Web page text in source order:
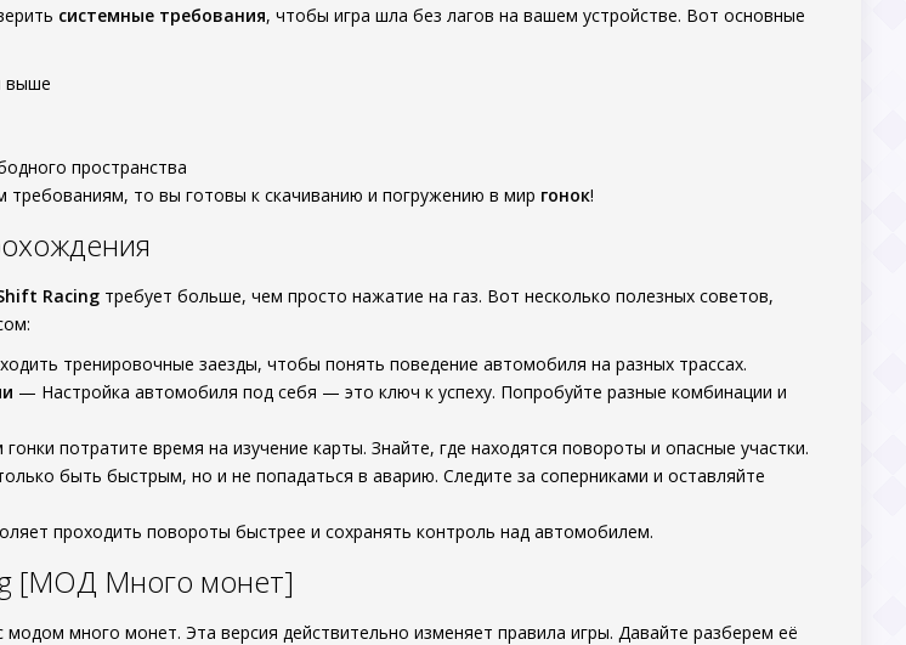
системные требования, чтобы игра шла без лагов на вашем устройстве. Вот основные
выше
пространства
требованиям, то вы готовы к скачиванию и погружению в мир гонок!
Racing требует больше, чем просто нажатие на газ. Вот несколько полезных советов,
тренировочные заезды, чтобы понять поведение автомобиля на разных трассах.
— Настройка автомобиля под себя — это ключ к успеху. Попробуйте разные комбинации и
потратите время на изучение карты. Знайте, где находятся повороты и опасные участки.
быть быстрым, но и не попадаться в аварию. Следите за соперниками и оставляйте
проходить повороты быстрее и сохранять контроль над автомобилем.
[МОД Много монет]
много монет. Эта версия действительно изменяет правила игры. Давайте разберем её